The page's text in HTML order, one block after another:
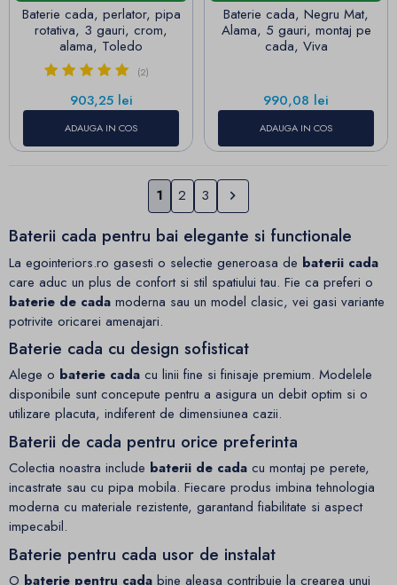
Baterie cada, perlator, pipa
rotativa, 3 gauri, crom,
alama, Toledo
(2)
Pret
903,25 lei
ADAUGA IN COS
Baterie cada, Negru Mat,
Alama, 5 gauri, montaj pe
cada, Viva
Pret
990,08 lei
ADAUGA IN COS
1 2 3 Urmatorul

Baterii cada pentru bai elegante si functionale
La egointeriors.ro gasesti o selectie generoasa de baterii cada
care aduc un plus de confort si stil spatiului tau. Fie ca preferi o
baterie de cada moderna sau un model clasic, vei gasi variante
potrivite oricarei amenajari.
Baterie cada cu design sofisticat
Alege o baterie cada cu linii fine si finisaje premium. Modelele
disponibile sunt concepute pentru a asigura un debit optim si o
utilizare placuta, indiferent de dimensiunea cazii.
Baterii de cada pentru orice preferinta
Colectia noastra include baterii de cada cu montaj pe perete,
incastrate sau cu pipa mobila. Fiecare produs imbina tehnologia
moderna cu materiale rezistente, garantand fiabilitate si aspect
impecabil.
Baterie pentru cada usor de instalat
O baterie pentru cada bine aleasa contribuie la crearea unui